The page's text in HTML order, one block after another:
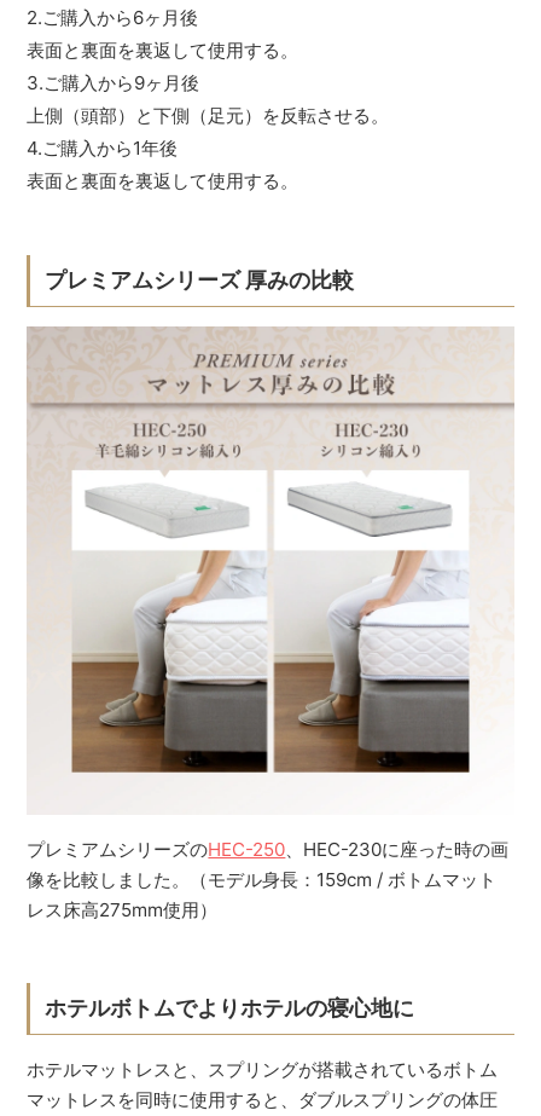
2.ご購入から6ヶ月後
表面と裏面を裏返して使用する。
3.ご購入から9ヶ月後
上側（頭部）と下側（足元）を反転させる。
4.ご購入から1年後
表面と裏面を裏返して使用する。
プレミアムシリーズ 厚みの比較
プレミアムシリーズのHEC-250 、HEC-230に座った時の画
像を比較しました。（モデル身長：159cm / ボトムマット
レス床高275mm使用）
ホテルボトムでよりホテルの寝心地に
ホテルマットレスと、スプリングが搭載されているボトム
マットレスを同時に使用すると、ダブルスプリングの体圧